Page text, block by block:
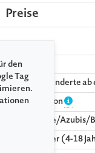
Preise
Vollpreis
Schwerbehinderte ab
Begleitperson
Studierende/Azubis/
Kind/Schüler (4-18
den
Tag